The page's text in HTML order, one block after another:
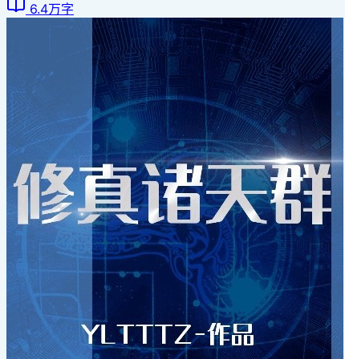
6.4万字